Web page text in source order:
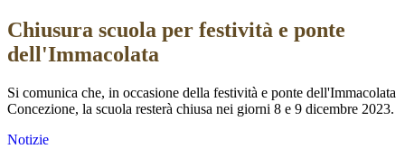
Chiusura scuola per festività e ponte
dell'Immacolata
Si comunica che, in occasione della festività e ponte dell'Immacolata
Concezione, la scuola resterà chiusa nei giorni 8 e 9 dicembre 2023.
Notizie